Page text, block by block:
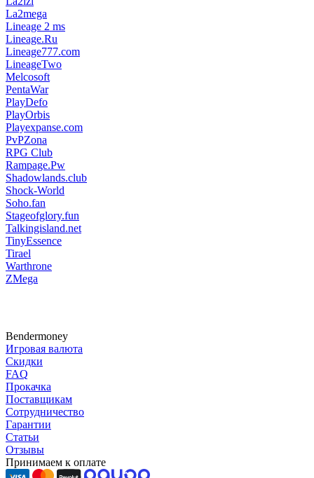
La2mega
Lineage 2 ms
Lineage.Ru
Lineage777.com
LineageTwo
Melcosoft
PentaWar
PlayDefo
PlayOrbis
Playexpanse.com
PvPZona
RPG Club
Rampage.Pw
Shadowlands.club
Shock-World
Soho.fan
Stageofglory.fun
Talkingisland.net
TinyEssence
Tirael
Warthrone
ZMega
Bendermoney
Игровая валюта
Скидки
FAQ
Прокачка
Поставщикам
Сотрудничество
Гарантии
Статьи
Отзывы
Принимаем к оплате